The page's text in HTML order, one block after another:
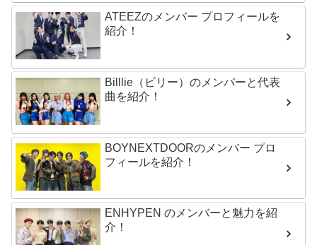
ATEEZのメンバー プロフィールを
紹介！
Billlie（ビリー）のメンバーと代表
曲を紹介！
BOYNEXTDOORのメンバー プロ
フィールを紹介！
ENHYPEN のメンバーと魅力を紹
介！